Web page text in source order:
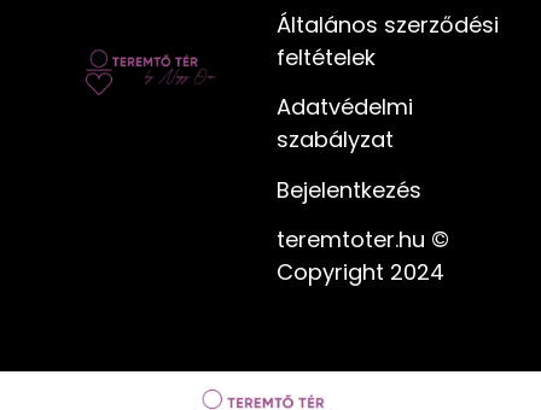
Általános szerződési
feltételek
Adatvédelmi
szabályzat
Bejelentkezés
teremtoter.hu ©
Copyright 2024